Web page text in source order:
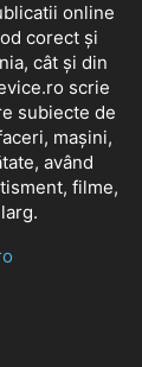
online
corect și
cât și din
scrie
subiecte de
mașini,
având
filme,